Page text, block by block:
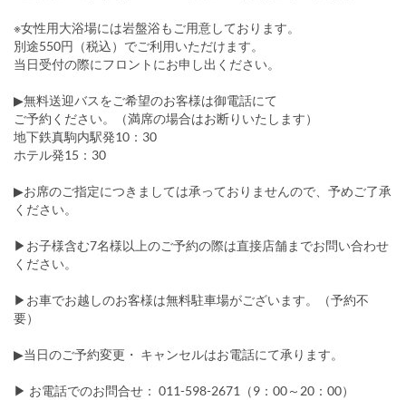
※女性用大浴場には岩盤浴もご用意しております。
別途550円（税込）でご利用いただけます。
当日受付の際にフロントにお申し出ください。
▶無料送迎バスをご希望のお客様は御電話にて
ご予約ください。（満席の場合はお断りいたします）
地下鉄真駒内駅発10：30
ホテル発15：30
▶お席のご指定につきましては承っておりませんので、予めご了承
ください。
▶お子様含む7名様以上のご予約の際は直接店舗までお問い合わせ
ください。
▶お車でお越しのお客様は無料駐車場がございます。（予約不
要）
▶当日のご予約変更・ キャンセルはお電話にて承ります。
▶ お電話でのお問合せ： 011-598-2671（9：00～20：00）